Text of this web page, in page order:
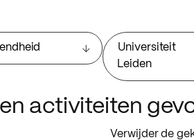
Universiteit
Leiden
activiteiten
Verwijder de